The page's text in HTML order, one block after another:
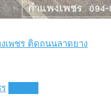
เพชร ติดถนนลาดยาง